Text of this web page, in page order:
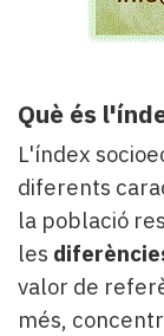
Què és
L'índex
diferents
la població
les
valor de
més,